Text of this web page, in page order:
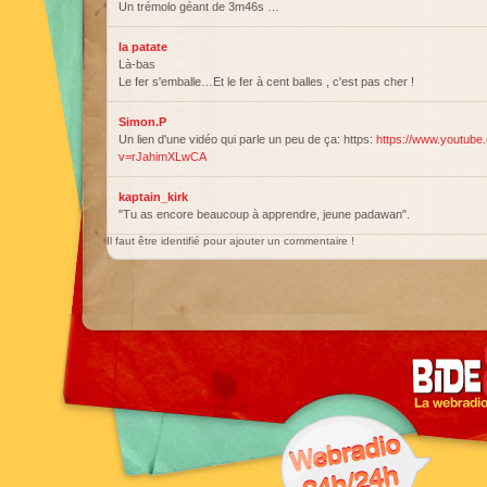
Un trémolo géant de 3m46s …
la patate
Là-bas
Le fer s'emballe…Et le fer à cent balles , c'est pas cher !
Simon.P
Un lien d'une vidéo qui parle un peu de ça: https: https://
v=rJahimXLwCA
kaptain_kirk
"Tu as encore beaucoup à apprendre, jeune padawan".
Il faut être identifié pour ajouter un commentaire !